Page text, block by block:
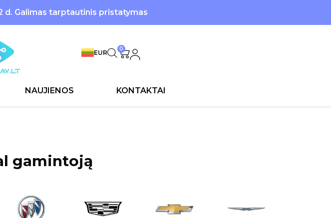
d. Galimas tarptautinis pristatymas
EUR
0
NAUJIENOS KONTAKTAI
gamintoją